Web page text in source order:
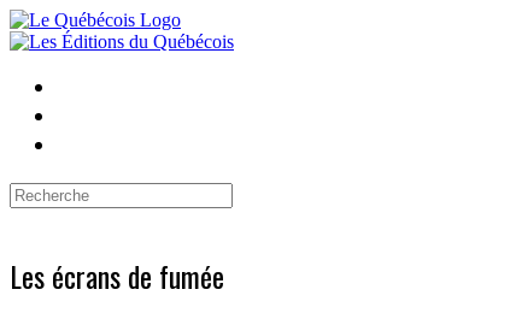
Skip
to
Search
Les écrans de fumée